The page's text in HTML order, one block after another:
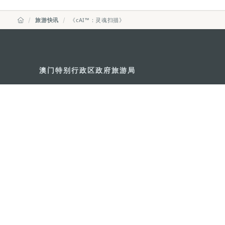
旅游快讯 《cAI™：灵魂扫描》
澳门特别行政区政府旅游局